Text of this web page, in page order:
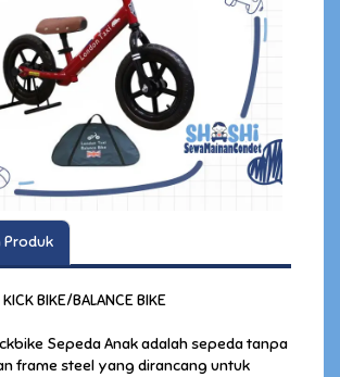
Produk
BIKE/BALANCE BIKE
Sepeda Anak adalah sepeda tanpa
frame steel yang dirancang untuk